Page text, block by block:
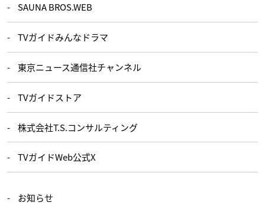
SAUNA BROS.WEB
TVガイドみんなドラマ
東京ニュース通信社チャンネル
TVガイドストア
株式会社T.S.コンサルティング
TVガイドWeb公式X
お知らせ